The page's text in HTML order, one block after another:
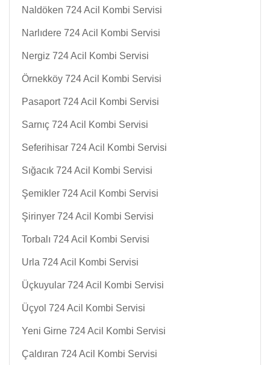
Naldöken 724 Acil Kombi Servisi
Narlıdere 724 Acil Kombi Servisi
Nergiz 724 Acil Kombi Servisi
Örnekköy 724 Acil Kombi Servisi
Pasaport 724 Acil Kombi Servisi
Sarnıç 724 Acil Kombi Servisi
Seferihisar 724 Acil Kombi Servisi
Sığacık 724 Acil Kombi Servisi
Şemikler 724 Acil Kombi Servisi
Şirinyer 724 Acil Kombi Servisi
Torbalı 724 Acil Kombi Servisi
Urla 724 Acil Kombi Servisi
Üçkuyular 724 Acil Kombi Servisi
Üçyol 724 Acil Kombi Servisi
Yeni Girne 724 Acil Kombi Servisi
Çaldıran 724 Acil Kombi Servisi